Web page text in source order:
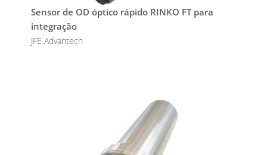
Sensor de OD óptico rápido RINKO FT para
integração
JFE Advantech